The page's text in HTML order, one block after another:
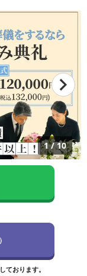
1/10
ております。